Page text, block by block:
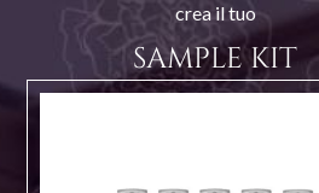
crea il tuo
SAMPLE KIT